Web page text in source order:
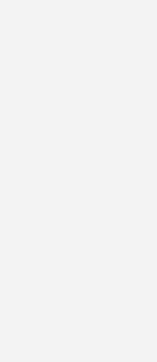
entstehen
deutscher und namibischer
Arandis, einer kleinen Stadt in der
Namibia, eine Produktionsstätte für
wurde der symbolische Startschuss
nächsten Jahr soll das erste
zu Roheisen reduziert werden.
entstehen
vor Ort gesprochenen Sprache
Jahr in Rohform aus der
verfolgt Hy Iron gleich zwei Ziele.
einer industriellen Basis und der
in Namibia. Denn das Land will